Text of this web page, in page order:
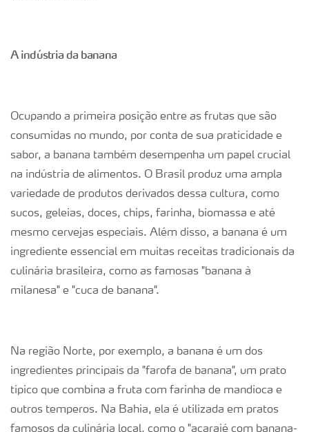
A indústria da banana
Ocupando a primeira posição entre as frutas que são
consumidas no mundo, por conta de sua praticidade e
sabor, a banana também desempenha um papel crucial
na indústria de alimentos. O Brasil produz uma ampla
variedade de produtos derivados dessa cultura, como
sucos, geleias, doces, chips, farinha, biomassa e até
mesmo cervejas especiais. Além disso, a banana é um
ingrediente essencial em muitas receitas tradicionais da
culinária brasileira, como as famosas "banana à
milanesa" e "cuca de banana".
Na região Norte, por exemplo, a banana é um dos
ingredientes principais da "farofa de banana", um prato
típico que combina a fruta com farinha de mandioca e
outros temperos. Na Bahia, ela é utilizada em pratos
famosos da culinária local, como o "acarajé com banana-